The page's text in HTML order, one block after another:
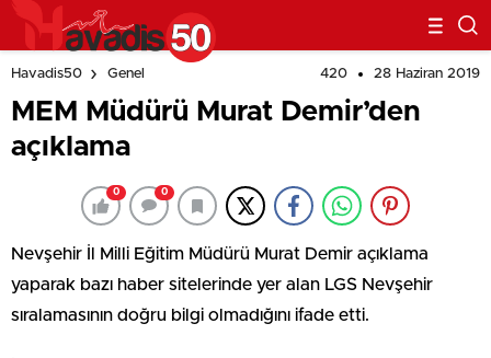
Havadis50 Genel 420 28 Haziran 2019
MEM Müdürü Murat Demir’den
açıklama
0 0
Nevşehir İl Milli Eğitim Müdürü Murat Demir açıklama
yaparak bazı haber sitelerinde yer alan LGS Nevşehir
sıralamasının doğru bilgi olmadığını ifade etti.